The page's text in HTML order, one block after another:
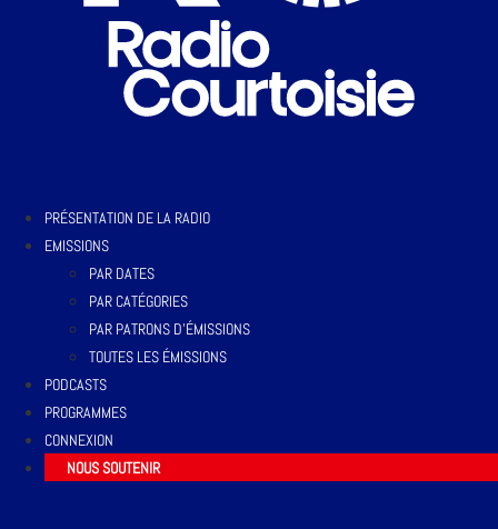
PRÉSENTATION DE LA RADIO
EMISSIONS
PAR DATES
PAR CATÉGORIES
PAR PATRONS D’ÉMISSIONS
TOUTES LES ÉMISSIONS
PODCASTS
PROGRAMMES
CONNEXION
NOUS SOUTENIR